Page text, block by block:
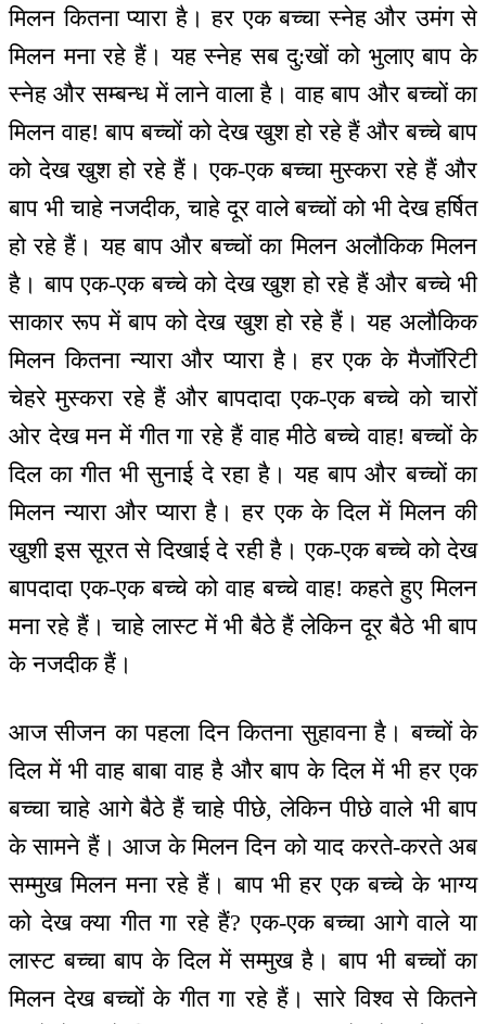
मिलन कितना प्यारा है। हर एक बच्चा स्नेह और उमंग से
मिलन मना रहे हैं। यह स्नेह सब दु:खों को भुलाए बाप के
स्नेह और सम्बन्ध में लाने वाला है। वाह बाप और बच्चों का
मिलन वाह! बाप बच्चों को देख खुश हो रहे हैं और बच्चे बाप
को देख खुश हो रहे हैं। एक-एक बच्चा मुस्करा रहे हैं और
बाप भी चाहे नजदीक, चाहे दूर वाले बच्चों को भी देख हर्षित
हो रहे हैं। यह बाप और बच्चों का मिलन अलौकिक मिलन
है। बाप एक-एक बच्चे को देख खुश हो रहे हैं और बच्चे भी
साकार रूप में बाप को देख खुश हो रहे हैं। यह अलौकिक
मिलन कितना न्यारा और प्यारा है। हर एक के मैजॉरिटी
चेहरे मुस्करा रहे हैं और बापदादा एक-एक बच्चे को चारों
ओर देख मन में गीत गा रहे हैं वाह मीठे बच्चे वाह! बच्चों के
दिल का गीत भी सुनाई दे रहा है। यह बाप और बच्चों का
मिलन न्यारा और प्यारा है। हर एक के दिल में मिलन की
खुशी इस सूरत से दिखाई दे रही है। एक-एक बच्चे को देख
बापदादा एक-एक बच्चे को वाह बच्चे वाह! कहते हुए मिलन
मना रहे हैं। चाहे लास्ट में भी बैठे हैं लेकिन दूर बैठे भी बाप
के नजदीक हैं।
आज सीजन का पहला दिन कितना सुहावना है। बच्चों के
दिल में भी वाह बाबा वाह है और बाप के दिल में भी हर एक
बच्चा चाहे आगे बैठे हैं चाहे पीछे, लेकिन पीछे वाले भी बाप
के सामने हैं। आज के मिलन दिन को याद करते-करते अब
सम्मुख मिलन मना रहे हैं। बाप भी हर एक बच्चे के भाग्य
को देख क्या गीत गा रहे हैं? एक-एक बच्चा आगे वाले या
लास्ट बच्चा बाप के दिल में सम्मुख है। बाप भी बच्चों का
मिलन देख बच्चों के गीत गा रहे हैं। सारे विश्व से कितने